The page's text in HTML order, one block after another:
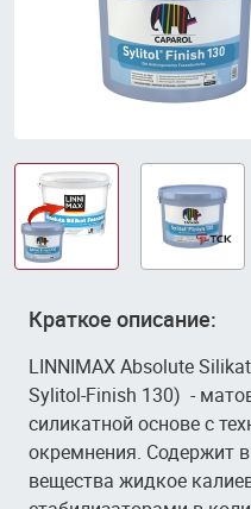
Краткое описание:
LINNIMAX Absolute
Sylitol-Finish 130) -
силикатной основе с
окремнения. Содержит
вещества жидкое